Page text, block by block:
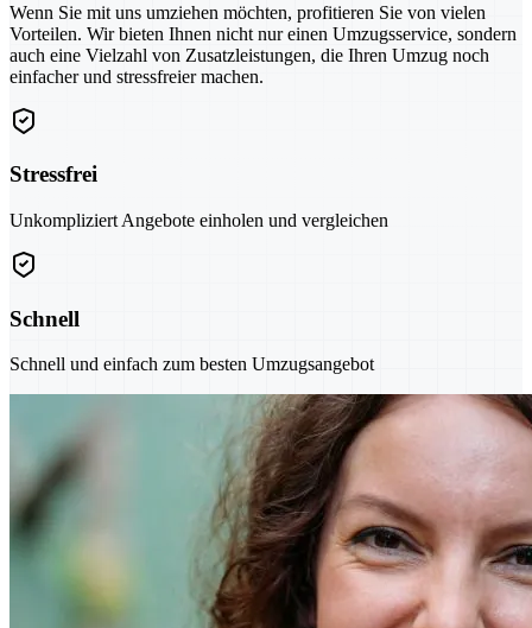
Wenn Sie mit uns umziehen möchten, profitieren Sie von vielen
Vorteilen. Wir bieten Ihnen nicht nur einen Umzugsservice, sondern
auch eine Vielzahl von Zusatzleistungen, die Ihren Umzug noch
einfacher und stressfreier machen.
Stressfrei
Unkompliziert Angebote einholen und vergleichen
Schnell
Schnell und einfach zum besten Umzugsangebot